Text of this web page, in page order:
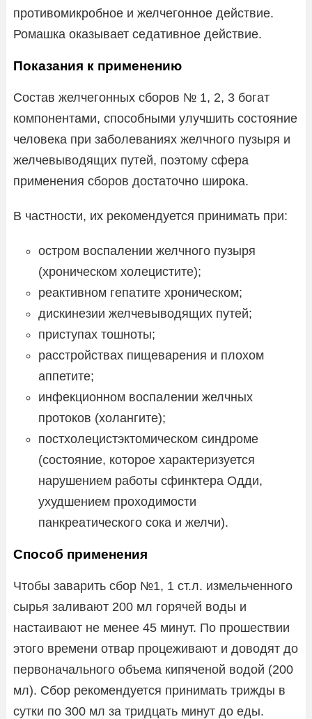
противомикробное и желчегонное действие.
Ромашка оказывает седативное действие.
Показания к применению
Состав желчегонных сборов № 1, 2, 3 богат
компонентами, способными улучшить состояние
человека при заболеваниях желчного пузыря и
желчевыводящих путей, поэтому сфера
применения сборов достаточно широка.
В частности, их рекомендуется принимать при:
остром воспалении желчного пузыря
(хроническом холецистите);
реактивном гепатите хроническом;
дискинезии желчевыводящих путей;
приступах тошноты;
расстройствах пищеварения и плохом
аппетите;
инфекционном воспалении желчных
протоков (холангите);
постхолецистэктомическом синдроме
(состояние, которое характеризуется
нарушением работы сфинктера Одди,
ухудшением проходимости
панкреатического сока и желчи).
Способ применения
Чтобы заварить сбор №1, 1 ст.л. измельченного
сырья заливают 200 мл горячей воды и
настаивают не менее 45 минут. По прошествии
этого времени отвар процеживают и доводят до
первоначального объема кипяченой водой (200
мл). Сбор рекомендуется принимать трижды в
сутки по 300 мл за тридцать минут до еды.